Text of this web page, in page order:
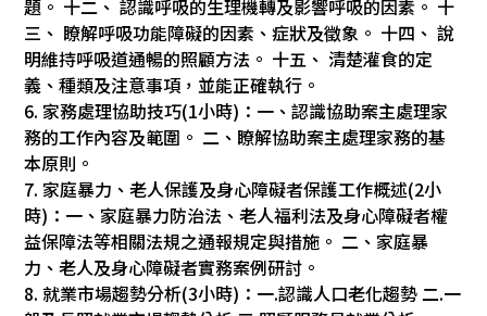
題。 十二、 認識呼吸的生理機轉及影響呼吸的因素。 十
三、 瞭解呼吸功能障礙的因素、症狀及徵象。 十四、 說
明維持呼吸道通暢的照顧方法。 十五、 清楚灌食的定
義、種類及注意事項，並能正確執行。
6. 家務處理協助技巧(1小時)：一、認識協助案主處理家
務的工作內容及範圍。 二、瞭解協助案主處理家務的基
本原則。
7. 家庭暴力、老人保護及身心障礙者保護工作概述(2小
時)：一、家庭暴力防治法、老人福利法及身心障礙者權
益保障法等相關法規之通報規定與措施。 二、家庭暴
力、老人及身心障礙者實務案例研討。
8. 就業市場趨勢分析(3小時)：一.認識人口老化趨勢 二.一